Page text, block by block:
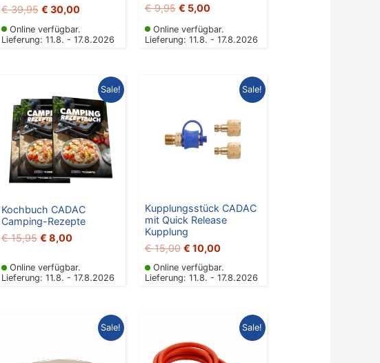
€39,95 € 30,00
Online verfügbar.
Lieferung: 11.8. - 17.8.2026
€9,95 € 5,00
Online verfügbar.
Lieferung: 11.8. - 17.8.2026
Sale!
Kochbuch CADAC
Camping-Rezepte
€15,95
Ursprünglicher
war:
€ 15,95
€ 8,00
Aktueller
ist:
€ 8,00.
Online verfügbar.
Lieferung: 11.8. - 17.8.2026
Sale!
Kupplungsstück CADAC
mit Quick Release
Kupplung
€15,00
Ursprünglicher
€ 15,00
€ 10,00
Aktueller
Preis
€ 10,00.
Online verfügbar.
Lieferung: 11.8. - 17.8.2026
Sale!
Ursprünglicher
Aktueller
Preis
Sale!
Ursprünglicher
war:
€ 19,95
Aktueller
Preis
€ 15,00.